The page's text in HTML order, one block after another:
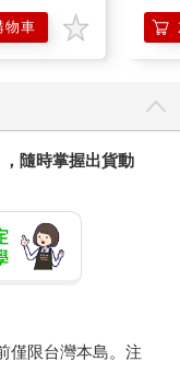
物車
調
滋
隨時掌握出貨動
僅限台灣本島。注